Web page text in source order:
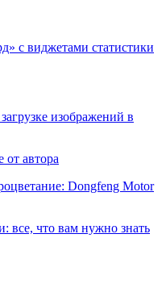
с виджетами статистики
изображений в
от автора
Dongfeng Motor
все, что вам нужно знать